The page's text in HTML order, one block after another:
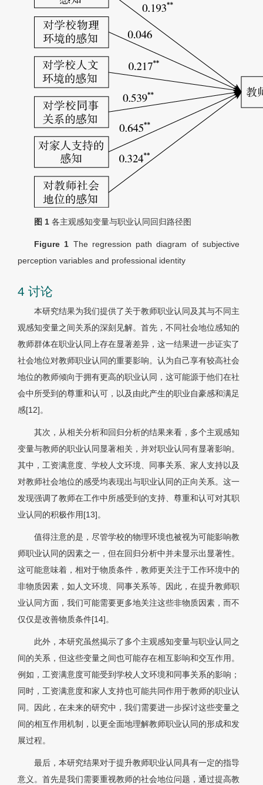
图 1 各主观感知变量与职业认同回归路径图
Figure 1 The regression path diagram of subjective
perception variables and professional identity
4 讨论
本研究结果为我们提供了关于教师职业认同及其与不同主
观感知变量之间关系的深刻见解。首先，不同社会地位感知的
教师群体在职业认同上存在显著差异，这一结果进一步证实了
社会地位对教师职业认同的重要影响。认为自己享有较高社会
地位的教师倾向于拥有更高的职业认同，这可能源于他们在社
会中所受到的尊重和认可，以及由此产生的职业自豪感和满足
感[12]。
其次，从相关分析和回归分析的结果来看，多个主观感知
变量与教师的职业认同显著相关，并对职业认同有显著影响。
其中，工资满意度、学校人文环境、同事关系、家人支持以及
对教师社会地位的感受均表现出与职业认同的正向关系。这一
发现强调了教师在工作中所感受到的支持、尊重和认可对其职
业认同的积极作用[13]。
值得注意的是，尽管学校的物理环境也被视为可能影响教
师职业认同的因素之一，但在回归分析中并未显示出显著性。
这可能意味着，相对于物质条件，教师更关注于工作环境中的
非物质因素，如人文环境、同事关系等。因此，在提升教师职
业认同方面，我们可能需要更多地关注这些非物质因素，而不
仅仅是改善物质条件[14]。
此外，本研究虽然揭示了多个主观感知变量与职业认同之
间的关系，但这些变量之间也可能存在相互影响和交互作用。
例如，工资满意度可能受到学校人文环境和同事关系的影响；
同时，工资满意度和家人支持也可能共同作用于教师的职业认
同。因此，在未来的研究中，我们需要进一步探讨这些变量之
间的相互作用机制，以更全面地理解教师职业认同的形成和发
展过程。
最后，本研究结果对于提升教师职业认同具有一定的指导
意义。首先是我们需要重视教师的社会地位问题，通过提高教